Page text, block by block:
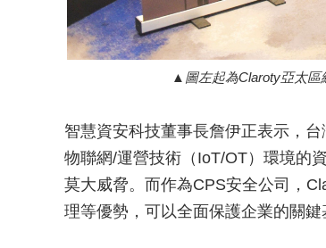
圖左起為Claroty亞太
智慧資安科技董事長詹伊正表示，
物聯網/運營技術（IoT/OT）環境的
莫大威脅。而作為CPS安全公司，
理等優勢，可以全面保護企業的關